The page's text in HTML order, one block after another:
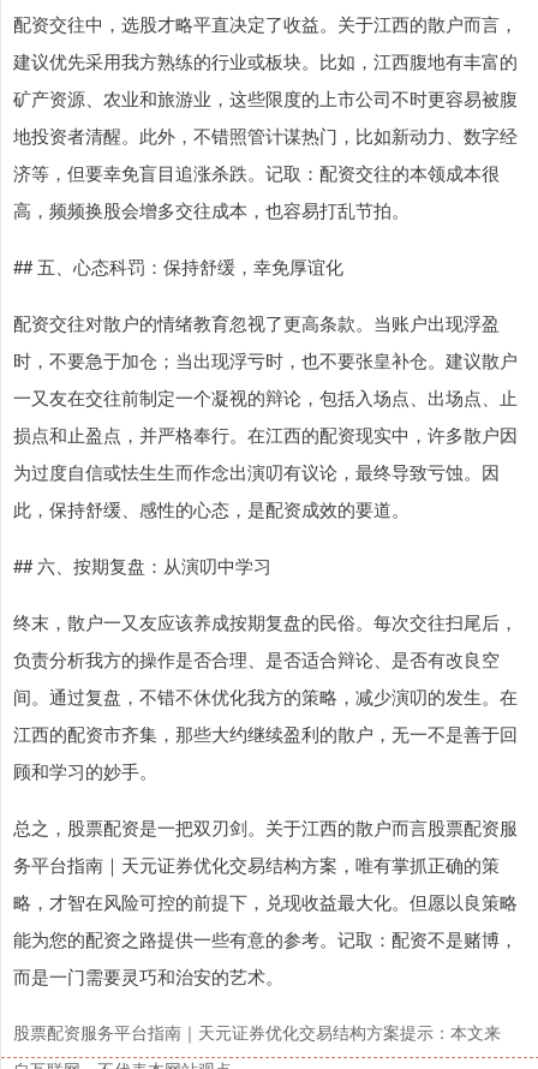
配资交往中，选股才略平直决定了收益。关于江西的散户而言，
建议优先采用我方熟练的行业或板块。比如，江西腹地有丰富的
矿产资源、农业和旅游业，这些限度的上市公司不时更容易被腹
地投资者清醒。此外，不错照管计谋热门，比如新动力、数字经
济等，但要幸免盲目追涨杀跌。记取：配资交往的本领成本很
高，频频换股会增多交往成本，也容易打乱节拍。
## 五、心态科罚：保持舒缓，幸免厚谊化
配资交往对散户的情绪教育忽视了更高条款。当账户出现浮盈
时，不要急于加仓；当出现浮亏时，也不要张皇补仓。建议散户
一又友在交往前制定一个凝视的辩论，包括入场点、出场点、止
损点和止盈点，并严格奉行。在江西的配资现实中，许多散户因
为过度自信或怯生生而作念出演叨有议论，最终导致亏蚀。因
此，保持舒缓、感性的心态，是配资成效的要道。
## 六、按期复盘：从演叨中学习
终末，散户一又友应该养成按期复盘的民俗。每次交往扫尾后，
负责分析我方的操作是否合理、是否适合辩论、是否有改良空
间。通过复盘，不错不休优化我方的策略，减少演叨的发生。在
江西的配资市齐集，那些大约继续盈利的散户，无一不是善于回
顾和学习的妙手。
总之，股票配资是一把双刃剑。关于江西的散户而言股票配资服
务平台指南｜天元证券优化交易结构方案，唯有掌抓正确的策
略，才智在风险可控的前提下，兑现收益最大化。但愿以良策略
能为您的配资之路提供一些有意的参考。记取：配资不是赌博，
而是一门需要灵巧和治安的艺术。
股票配资服务平台指南｜天元证券优化交易结构方案提示：本文来